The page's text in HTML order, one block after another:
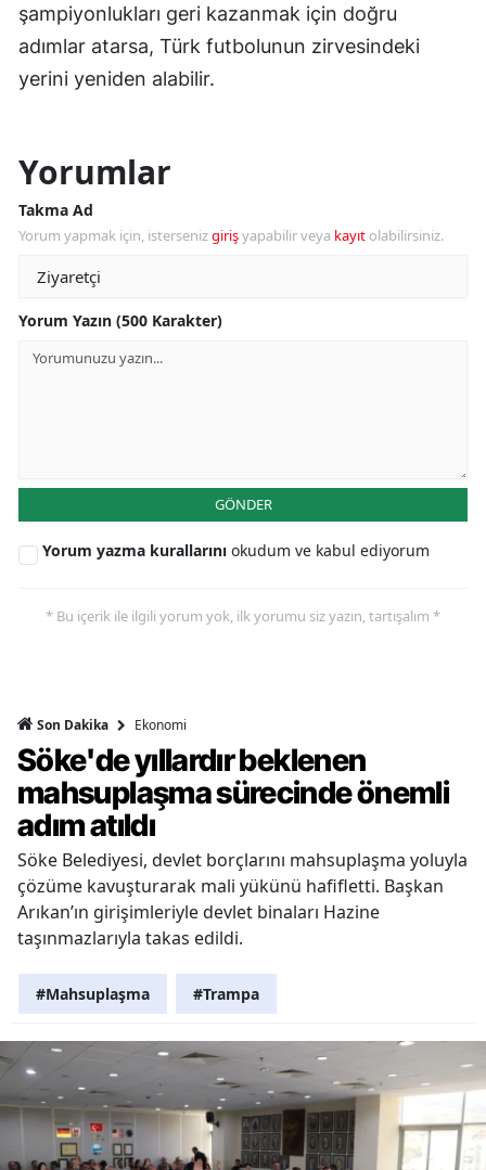
şampiyonlukları geri kazanmak için doğru
adımlar atarsa, Türk futbolunun zirvesindeki
yerini yeniden alabilir.
Yorumlar
Takma Ad
Yorum yapmak için, istersenizgirişyapabilir veya kayıt olabilirsiniz.
Yorum Yazın (500 Karakter)
GÖNDER
Yorum yazma kurallarını okudum ve kabul ediyorum
* Bu içerik ile ilgili yorum yok, ilk yorumu siz yazın, tartışalım *
Son Dakika Ekonomi
Söke'de yıllardır beklenen
mahsuplaşma sürecinde önemli
adım atıldı
Söke Belediyesi, devlet borçlarını mahsuplaşma yoluyla
çözüme kavuşturarak mali yükünü hafifletti. Başkan
Arıkan’ın girişimleriyle devlet binaları Hazine
taşınmazlarıyla takas edildi.
#Mahsuplaşma #Trampa